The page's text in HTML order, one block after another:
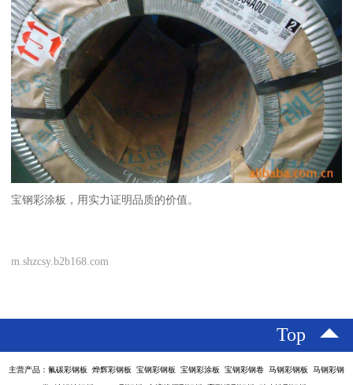
宝钢彩涂板，用实力证明品质的价值。
m.shzcsy.b2b168.com
Top
主营产品：氟碳彩钢板 烨辉彩钢板 宝钢彩钢板 宝钢彩涂板 宝钢彩钢卷 马钢彩钢板 马钢彩钢